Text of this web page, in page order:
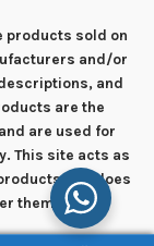
products sold on
and/or
and
are the
are used for
This site acts as
and does
them.